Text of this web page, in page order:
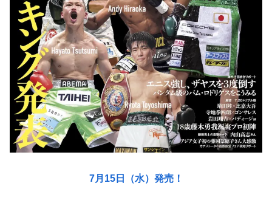
7月15日（水）発売！